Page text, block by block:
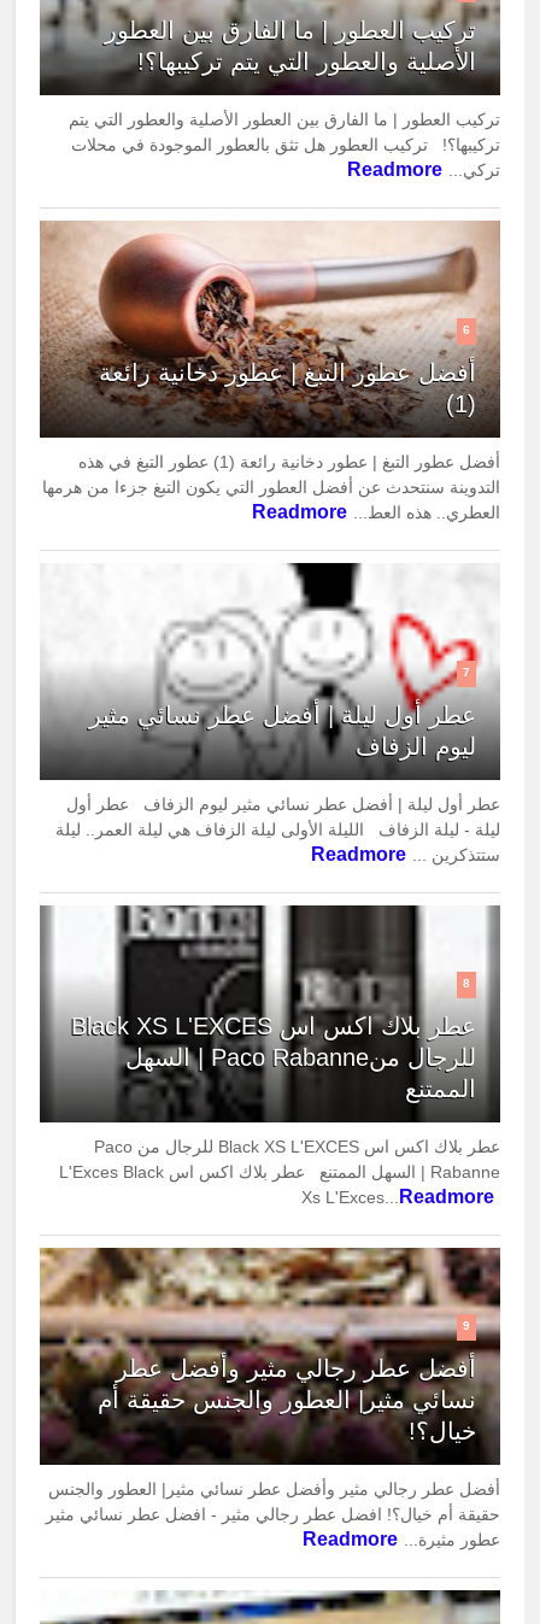
تركيب العطور | ما الفارق بين العطور
الأصلية والعطور التي يتم تركيبها؟!
تركيب العطور | ما الفارق بين العطور الأصلية والعطور التي يتم
تركيبها؟! تركيب العطور هل تثق بالعطور الموجودة في محلات
تركي...
Readmore
6
أفضل عطور التبغ | عطور دخانية رائعة
(1)
أفضل عطور التبغ | عطور دخانية رائعة (1) عطور التبغ في هذه
التدوينة سنتحدث عن أفضل العطور التي يكون التبغ جزءا من هرمها
العطري.. هذه العط...
Readmore
7
عطر أول ليلة | أفضل عطر نسائي مثير
ليوم الزفاف
عطر أول ليلة | أفضل عطر نسائي مثير ليوم الزفاف عطر أول
ليلة - ليلة الزفاف الليلة الأولى ليلة الزفاف هي ليلة العمر.. ليلة
ستتذكرين ...
Readmore
8
عطر بلاك اكس اس Black XS L'EXCES
للرجال منPaco Rabanne | السهل
الممتنع
عطر بلاك اكس اس Black XS L'EXCES للرجال من Paco
Rabanne | السهل الممتنع عطر بلاك اكس اس L'Exces Black
Xs L'Exces...
Readmore
9
أفضل عطر رجالي مثير وأفضل عطر
نسائي مثير| العطور والجنس حقيقة أم
خيال؟!
أفضل عطر رجالي مثير وأفضل عطر نسائي مثير| العطور والجنس
حقيقة أم خيال؟! افضل عطر رجالي مثير - افضل عطر نسائي مثير
عطور مثيرة...
Readmore